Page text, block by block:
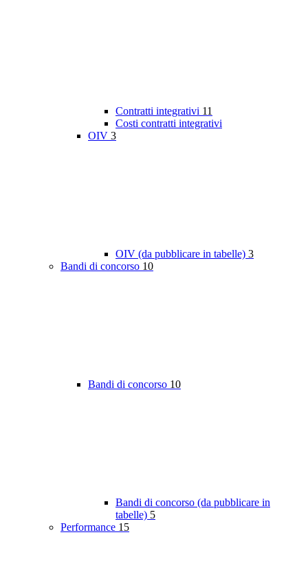
Contratti integrativi 11
Costi contratti integrativi
OIV 3
OIV (da pubblicare in tabelle) 3
Bandi di concorso 10
Bandi di concorso 10
Bandi di concorso (da pubblicare in
tabelle) 5
Performance 15